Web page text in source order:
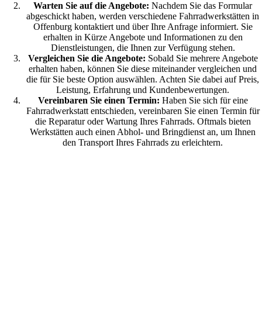
Warten Sie auf die Angebote: Nachdem Sie das Formular
abgeschickt haben, werden verschiedene Fahrradwerkstätten in
Offenburg kontaktiert und über Ihre Anfrage informiert. Sie
erhalten in Kürze Angebote und Informationen zu den
Dienstleistungen, die Ihnen zur Verfügung stehen.
Vergleichen Sie die Angebote: Sobald Sie mehrere Angebote
erhalten haben, können Sie diese miteinander vergleichen und
die für Sie beste Option auswählen. Achten Sie dabei auf Preis,
Leistung, Erfahrung und Kundenbewertungen.
Vereinbaren Sie einen Termin: Haben Sie sich für eine
Fahrradwerkstatt entschieden, vereinbaren Sie einen Termin für
die Reparatur oder Wartung Ihres Fahrrads. Oftmals bieten
Werkstätten auch einen Abhol- und Bringdienst an, um Ihnen
den Transport Ihres Fahrrads zu erleichtern.